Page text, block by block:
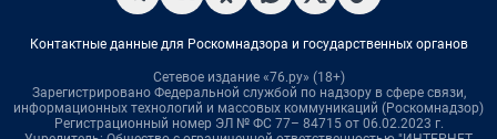
Контактные данные для Роскомнадзора и государственных органов
Сетевое издание «76.ру» (18+)
Зарегистрировано Федеральной службой по надзору в сфере связи,
информационных технологий и массовых коммуникаций (Роскомнадзор)
Регистрационный номер ЭЛ № ФС 77– 84715 от 06.02.2023 г.